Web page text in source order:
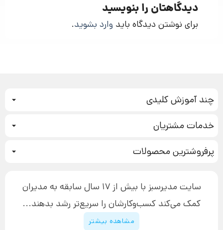
دیدگاهتان را بنویسید
برای نوشتن دیدگاه باید وارد بشوید.
چند آموزش کلیدی
بازاریابی عصبی
تبلیغ نویسی
افزایش عملکرد
چگونه کتاب بنویسیم
دوره اینستاگرام
خدمات مشتریان
آموزش دسترسی به دانلود فایل‌ها
پیگیری سفارش
پشتیبانی
قوانین و مقررات سایت
پرفروشترین محصولاتدوره جدید سیستم سازی
سایت مدیرسبز با بیش از 17 سال سابقه به مدیران
کمک می‌کند کسب‌و‌کارشان را سریع‌تر رشد بدهند...
مشاهده بیشتر